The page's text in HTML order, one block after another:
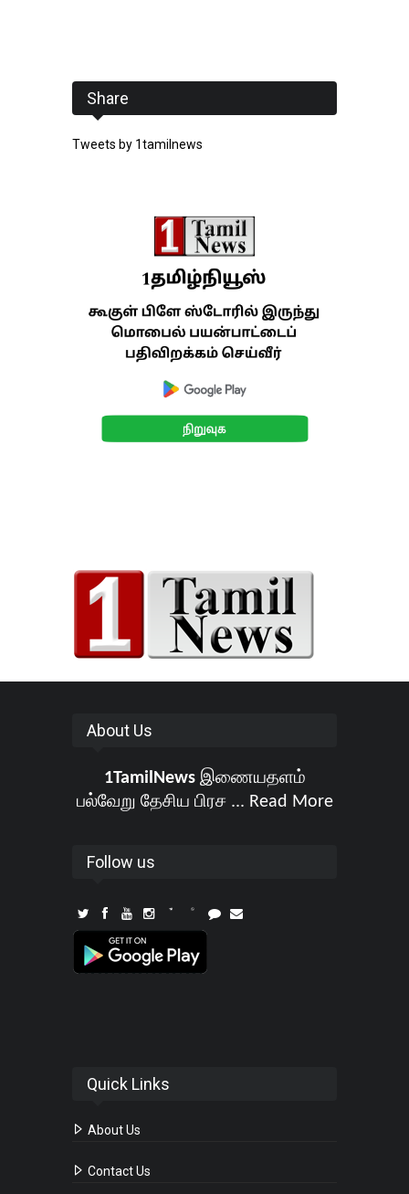
Share
Tweets by 1tamilnews
About Us
1TamilNewsஇணையதளம்
பல்வேறு தேசிய பிரச ... Read More
Follow us
Quick Links
About Us
Contact Us